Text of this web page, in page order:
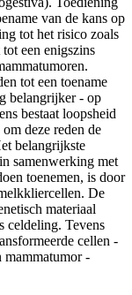
van de kans op
tot het risico zoals
een enigszins
tot een toename
belangrijker - op
bestaat loopsheid
deze reden de
belangrijkste
samenwerking met
toenemen, is door
De
materiaal
celdeling. Tevens
cellen -
mammatumor -